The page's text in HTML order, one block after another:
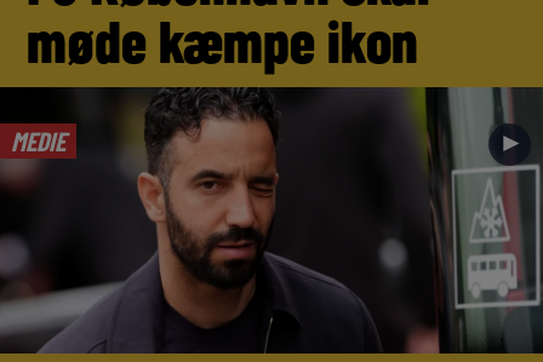
møde kæmpe ikon
MEDIE ►